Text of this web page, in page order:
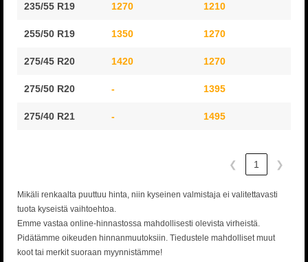
235/55 R19 1270 1210
255/50 R19 1350 1270
275/45 R20 1420 1270
275/50 R20 - 1395
275/40 R21 - 1495
❮ 1 ❯
Mikäli renkaalta puuttuu hinta, niin kyseinen valmistaja ei valitettavasti
tuota kyseistä vaihtoehtoa.
Emme vastaa online-hinnastossa mahdollisesti olevista virheistä.
Pidätämme oikeuden hinnanmuutoksiin. Tiedustele mahdolliset muut
koot tai merkit suoraan myynnistämme!